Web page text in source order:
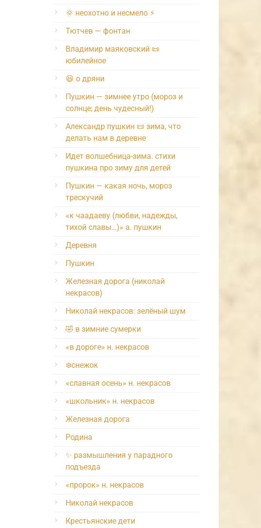
🌞 неохотно и несмело ⚡️
Тютчев — фонтан
Владимир маяковский 📜
юбилейное
😆 о дряни
Пушкин — зимнее утро (мороз и
солнце; день чудесный!)
Александр пушкин 📜 зима, что
делать нам в деревне
Идет волшебница-зима. стихи
пушкина про зиму для детей
Пушкин — какая ночь, мороз
трескучий
«к чаадаеву (любви, надежды,
тихой славы…)» а. пушкин
Деревня
Пушкин
Железная дорога (николай
некрасов)
Николай некрасов: зелёный шум
🤣 в зимние сумерки
«в дороге» н. некрасов
❄️снежок
«славная осень» н. некрасов
«школьник» н. некрасов
Железная дорога
Родина
✨ размышления у парадного
подъезда
«пророк» н. некрасов
Николай некрасов
Крестьянские дети